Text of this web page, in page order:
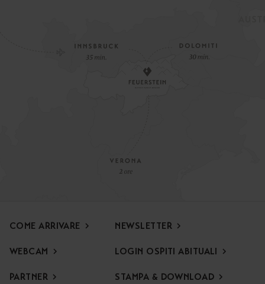
Offerta speciale di apertura
COME ARRIVARE
WEBCAM
PARTNER
NEWSLETTER
LOGIN OSPITI ABITUALI
STAMPA & DOWNLOAD